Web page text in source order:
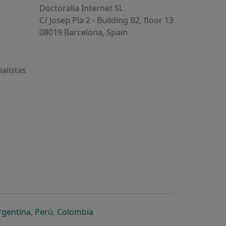
Doctoralia Internet SL
C/ Josep Pla 2 - Building B2, floor 13
08019 Barcelona, Spain
pestaña
una nueva pestaña
en una nueva pestaña
se abre en una nueva pestaña
, Perúse abre en una nueva pestaña
, Colombiase abre en una nueva pestaña